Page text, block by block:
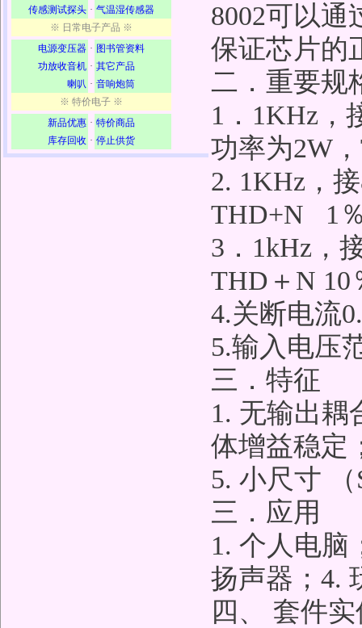
传感测试探头 · 气温湿传感器
※ 日常电子产品 ※
电源变压器 · 图书管资料
功放收音机 · 其它产品
喇叭 · 音响炮筒
※ 特价电子 ※
新品优惠 · 特价商品
库存回收 · 停止供货
8002可以
保证芯片的
二．重要规
1．1KHz，
功率为2W
2. 1KHz，
THD+N 1
3．1kHz，
THD＋N
4.关断电流
5.输入电压
三．特征
1. 无输出耦
体增益稳定
5. 小尺寸
三．应用
1. 个人电脑
扬声器；4.
四、 套件